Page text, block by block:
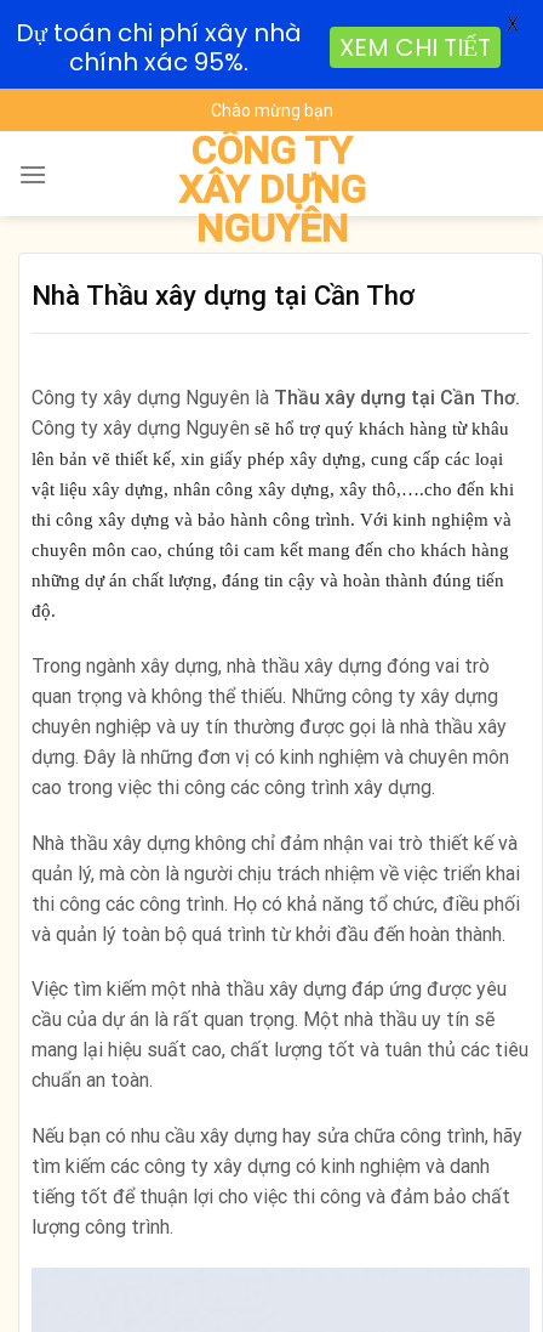
to
content
Chào mừng bạn
CÔNG TY
XÂY DỰNG
NGUYÊN
Nhà Thầu xây dựng tại Cần Thơ
Công ty xây dựng Nguyên là Thầu xây dựng tại Cần Thơ.
Công ty xây dựng Nguyên sẽ hổ trợ quý khách hàng từ khâu
lên bản vẽ thiết kế, xin giấy phép xây dựng, cung cấp các loại
vật liệu xây dựng, nhân công xây dựng, xây thô,….cho đến khi
thi công xây dựng và bảo hành công trình. Với kinh nghiệm và
chuyên môn cao, chúng tôi cam kết mang đến cho khách hàng
những dự án chất lượng, đáng tin cậy và hoàn thành đúng tiến
độ.
Trong ngành xây dựng, nhà thầu xây dựng đóng vai trò
quan trọng và không thể thiếu. Những công ty xây dựng
chuyên nghiệp và uy tín thường được gọi là nhà thầu xây
dựng. Đây là những đơn vị có kinh nghiệm và chuyên môn
cao trong việc thi công các công trình xây dựng.
Nhà thầu xây dựng không chỉ đảm nhận vai trò thiết kế và
quản lý, mà còn là người chịu trách nhiệm về việc triển khai
thi công các công trình. Họ có khả năng tổ chức, điều phối
và quản lý toàn bộ quá trình từ khởi đầu đến hoàn thành.
Việc tìm kiếm một nhà thầu xây dựng đáp ứng được yêu
cầu của dự án là rất quan trọng. Một nhà thầu uy tín sẽ
mang lại hiệu suất cao, chất lượng tốt và tuân thủ các tiêu
chuẩn an toàn.
Nếu bạn có nhu cầu xây dựng hay sửa chữa công trình, hãy
tìm kiếm các công ty xây dựng có kinh nghiệm và danh
tiếng tốt để thuận lợi cho việc thi công và đảm bảo chất
lượng công trình.
Dự toán chi phí xây nhà
chính xác 95%.
XEM CHI TIẾT
X